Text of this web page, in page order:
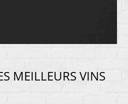
MEILLEURS VINS